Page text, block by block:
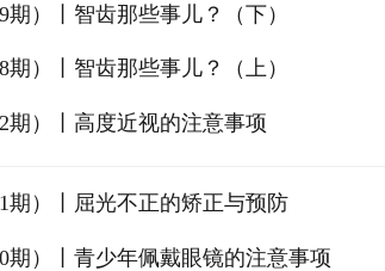
）丨智齿那些事儿？（下）
）丨智齿那些事儿？（上）
期）丨高度近视的注意事项
期）丨屈光不正的矫正与预防
期）丨青少年佩戴眼镜的注意事项